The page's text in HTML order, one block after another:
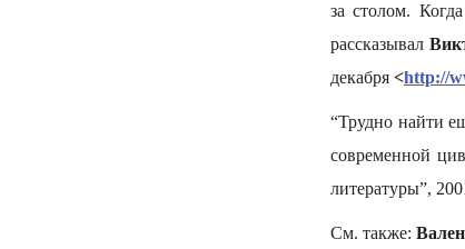
за столом.
рассказывал
декабря <http://
“Трудно найти
современной
литературы”,
См. также: